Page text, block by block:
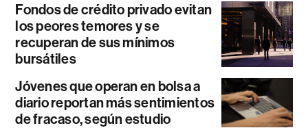
Fondos de crédito privado evitan
los peores temores y se
recuperan de sus mínimos
bursátiles
Jóvenes que operan en bolsa a
diario reportan más sentimientos
de fracaso, según estudio